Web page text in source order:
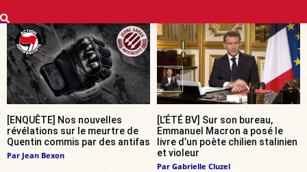
[ENQUÊTE] Nos nouvelles
révélations sur le meurtre de
Quentin commis par des antifas
Par Jean Bexon
[L’ÉTÉ BV] Sur son bureau,
Emmanuel Macron a posé le
livre d’un poète chilien stalinien
et violeur
Par Gabrielle Cluzel